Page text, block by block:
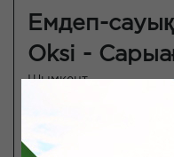
Емдеп-
Oksi -
Шымкент